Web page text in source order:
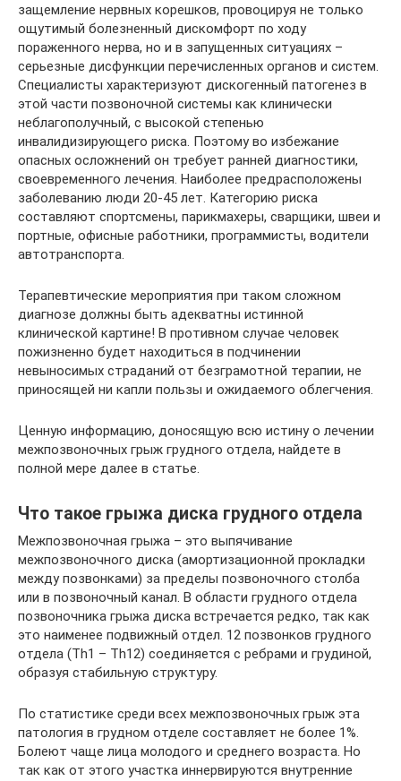
защемление нервных корешков, провоцируя не только
ощутимый болезненный дискомфорт по ходу
пораженного нерва, но и в запущенных ситуациях –
серьезные дисфункции перечисленных органов и систем.
Специалисты характеризуют дискогенный патогенез в
этой части позвоночной системы как клинически
неблагополучный, с высокой степенью
инвалидизирующего риска. Поэтому во избежание
опасных осложнений он требует ранней диагностики,
своевременного лечения. Наиболее предрасположены
заболеванию люди 20-45 лет. Категорию риска
составляют спортсмены, парикмахеры, сварщики, швеи и
портные, офисные работники, программисты, водители
автотранспорта.
Терапевтические мероприятия при таком сложном
диагнозе должны быть адекватны истинной
клинической картине! В противном случае человек
пожизненно будет находиться в подчинении
невыносимых страданий от безграмотной терапии, не
приносящей ни капли пользы и ожидаемого облегчения.
Ценную информацию, доносящую всю истину о лечении
межпозвоночных грыж грудного отдела, найдете в
полной мере далее в статье.
Что такое грыжа диска грудного отдела
Межпозвоночная грыжа – это выпячивание
межпозвоночного диска (амортизационной прокладки
между позвонками) за пределы позвоночного столба
или в позвоночный канал. В области грудного отдела
позвоночника грыжа диска встречается редко, так как
это наименее подвижный отдел. 12 позвонков грудного
отдела (Th1 – Th12) соединяется с ребрами и грудиной,
образуя стабильную структуру.
По статистике среди всех межпозвоночных грыж эта
патология в грудном отделе составляет не более 1%.
Болеют чаще лица молодого и среднего возраста. Но
так как от этого участка иннервируются внутренние